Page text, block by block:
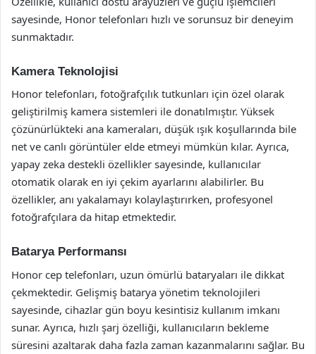
sayesinde, Honor telefonları hızlı ve sorunsuz bir deneyim
sunmaktadır.
Kamera Teknolojisi
Honor telefonları, fotoğrafçılık tutkunları için özel olarak
geliştirilmiş kamera sistemleri ile donatılmıştır. Yüksek
çözünürlükteki ana kameraları, düşük ışık koşullarında bile
net ve canlı görüntüler elde etmeyi mümkün kılar. Ayrıca,
yapay zeka destekli özellikler sayesinde, kullanıcılar
otomatik olarak en iyi çekim ayarlarını alabilirler. Bu
özellikler, anı yakalamayı kolaylaştırırken, profesyonel
fotoğrafçılara da hitap etmektedir.
Batarya Performansı
Honor cep telefonları, uzun ömürlü bataryaları ile dikkat
çekmektedir. Gelişmiş batarya yönetim teknolojileri
sayesinde, cihazlar gün boyu kesintisiz kullanım imkanı
sunar. Ayrıca, hızlı şarj özelliği, kullanıcıların bekleme
süresini azaltarak daha fazla zaman kazanmalarını sağlar. Bu